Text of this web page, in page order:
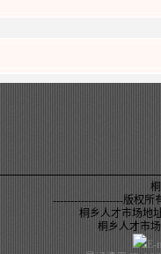
--------------------版权所
桐乡人才市场地
桐乡人才市